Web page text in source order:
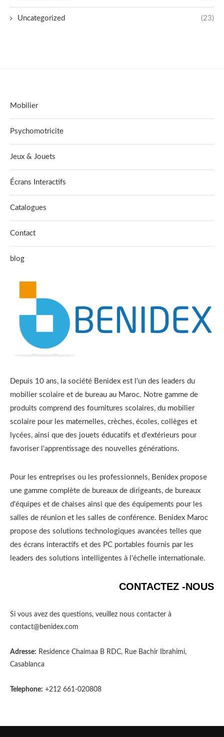
Uncategorized (23)
Mobilier
Psychomotricite
Jeux & Jouets
Écrans Interactifs
Catalogues
Contact
blog
Depuis 10 ans, la société Benidex est l'un des leaders du
mobilier scolaire et de bureau au Maroc. Notre gamme de
produits comprend des fournitures scolaires, du mobilier
scolaire pour les maternelles, crèches, écoles, collèges et
lycées, ainsi que des jouets éducatifs et d'extérieurs pour
favoriser l'apprentissage des nouvelles générations.
Pour les entreprises ou les professionnels, Benidex propose
une gamme complète de bureaux de dirigeants, de bureaux
d'équipes et de chaises ainsi que des équipements pour les
salles de réunion et les salles de conférence. Benidex Maroc
propose des solutions technologiques avancées telles que
des écrans interactifs et des PC portables fournis par les
leaders des solutions intelligentes à l'échelle internationale.
CONTACTEZ -NOUS
Si vous avez des questions, veuillez nous contacter à
contact@benidex.com
Adresse: Residence Chaimaa B RDC, Rue Bachir Ibrahimi,
Casablanca
Telephone: +212 661-020808